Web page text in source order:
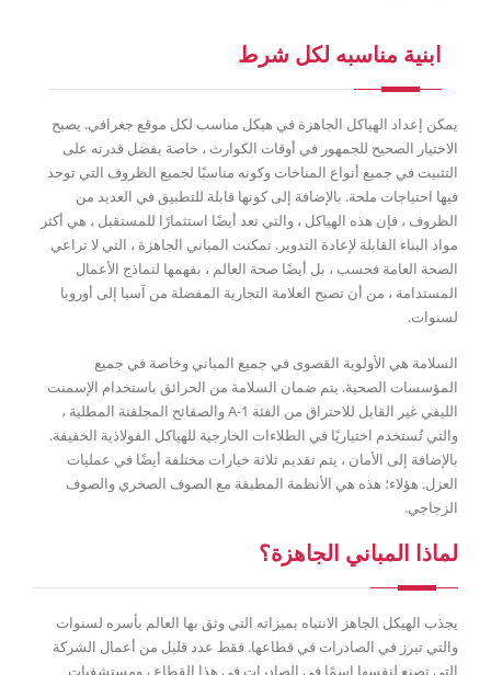
ابنية مناسبه لكل شرط
يمكن إعداد الهياكل الجاهزة في هيكل مناسب لكل موقع جغرافي. يصبح
الاختيار الصحيح للجمهور في أوقات الكوارث ، خاصة بفضل قدرته على
التثبيت في جميع أنواع المناخات وكونه مناسبًا لجميع الظروف التي توجد
فيها احتياجات ملحة. بالإضافة إلى كونها قابلة للتطبيق في العديد من
الظروف ، فإن هذه الهياكل ، والتي تعد أيضًا استثمارًا للمستقبل ، هي أكثر
مواد البناء القابلة لإعادة التدوير. تمكنت المباني الجاهزة ، التي لا تراعي
الصحة العامة فحسب ، بل أيضًا صحة العالم ، بفهمها لنماذج الأعمال
المستدامة ، من أن تصبح العلامة التجارية المفضلة من آسيا إلى أوروبا
لسنوات.
السلامة هي الأولوية القصوى في جميع المباني وخاصة في جميع
المؤسسات الصحية. يتم ضمان السلامة من الحرائق باستخدام الإسمنت
الليفي غير القابل للاحتراق من الفئة A-1 والصفائح المجلفنة المطلية ،
والتي تُستخدم اختياريًا في الطلاءات الخارجية للهياكل الفولاذية الخفيفة.
بالإضافة إلى الأمان ، يتم تقديم ثلاثة خيارات مختلفة أيضًا في عمليات
العزل. هؤلاء؛ هذه هي الأنظمة المطبقة مع الصوف الصخري والصوف
الزجاجي.
لماذا المباني الجاهزة؟
يجذب الهيكل الجاهز الانتباه بميزاته التي وثق بها العالم بأسره لسنوات
والتي تبرز في الصادرات في قطاعها. فقط عدد قليل من أعمال الشركة
التي تصنع لنفسها اسمًا في الصادرات في هذا القطاع ، ومستشفيات